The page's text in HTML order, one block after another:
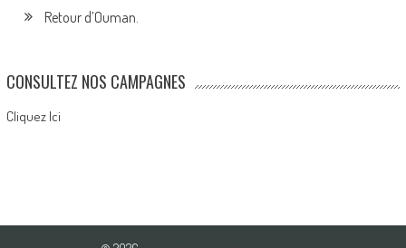
Retour d’Ouman.
CONSULTEZ NOS CAMPAGNES
Cliquez Ici